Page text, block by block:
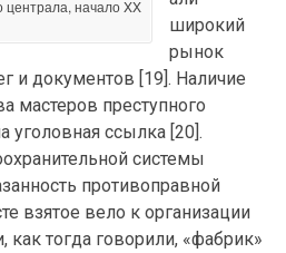
централа, начало XX
широкий
рынок
и документов [19]. Наличие
мастеров преступного
уголовная ссылка [20].
системы
противоправной
взятое вело к организации
как тогда говорили, «фабрик»